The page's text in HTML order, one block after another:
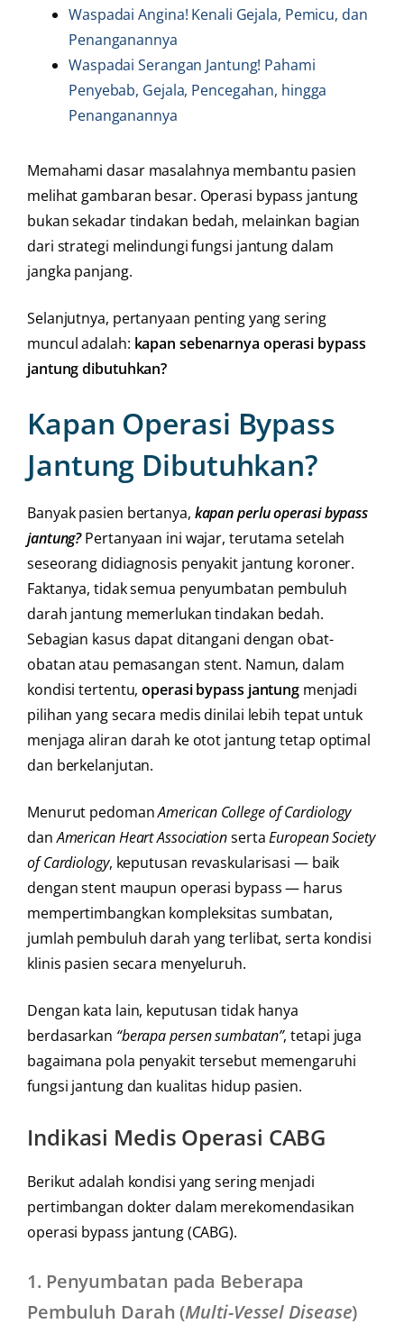
Waspadai Angina! Kenali Gejala, Pemicu, dan
Penanganannya
Waspadai Serangan Jantung! Pahami
Penyebab, Gejala, Pencegahan, hingga
Penanganannya
Memahami dasar masalahnya membantu pasien
melihat gambaran besar. Operasi bypass jantung
bukan sekadar tindakan bedah, melainkan bagian
dari strategi melindungi fungsi jantung dalam
jangka panjang.
Selanjutnya, pertanyaan penting yang sering
muncul adalah: kapan sebenarnya operasi bypass
jantung dibutuhkan?
Kapan Operasi Bypass
Jantung Dibutuhkan?
Banyak pasien bertanya, kapan perlu operasi bypass
jantung?Pertanyaan ini wajar, terutama setelah
seseorang didiagnosis penyakit jantung koroner.
Faktanya, tidak semua penyumbatan pembuluh
darah jantung memerlukan tindakan bedah.
Sebagian kasus dapat ditangani dengan obat-
obatan atau pemasangan stent. Namun, dalam
kondisi tertentu,operasi bypass jantung menjadi
pilihan yang secara medis dinilai lebih tepat untuk
menjaga aliran darah ke otot jantung tetap optimal
dan berkelanjutan.
Menurut pedomanAmerican College of Cardiology
danAmerican Heart AssociationsertaEuropean Society
of Cardiology, keputusan revaskularisasi — baik
dengan stent maupun operasi bypass — harus
mempertimbangkan kompleksitas sumbatan,
jumlah pembuluh darah yang terlibat, serta kondisi
klinis pasien secara menyeluruh.
Dengan kata lain, keputusan tidak hanya
berdasarkan “berapa persen sumbatan”, tetapi juga
bagaimana pola penyakit tersebut memengaruhi
fungsi jantung dan kualitas hidup pasien.
Indikasi Medis Operasi CABG
Berikut adalah kondisi yang sering menjadi
pertimbangan dokter dalam merekomendasikan
operasi bypass jantung (CABG).
1. Penyumbatan pada Beberapa
Pembuluh Darah (Multi-Vessel Disease)